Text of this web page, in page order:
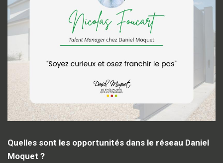
Quelles sont les opportunités dans le réseau Daniel
Moquet ?